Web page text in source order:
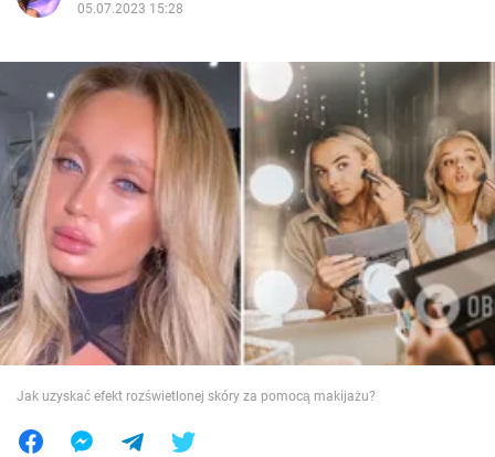
Polityka
Społeczeństwo
Wojna na Ukrainie
Świat
Jedzenie
05.07.2023 15:28
Jak uzyskać efekt rozświetlonej skóry za pomocą makijażu?